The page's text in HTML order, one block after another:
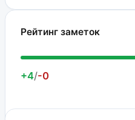
Рейтинг заметок
+4/-0